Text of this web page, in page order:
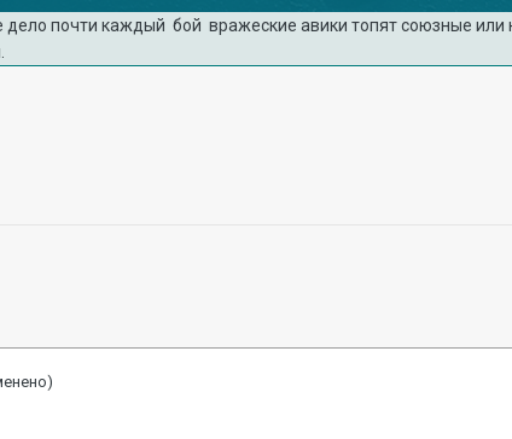
дело почти каждый бой вражеские авики топят союзные или